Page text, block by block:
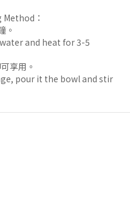
：
。
and heat for 3-5
享用。
pour it the bowl and stir